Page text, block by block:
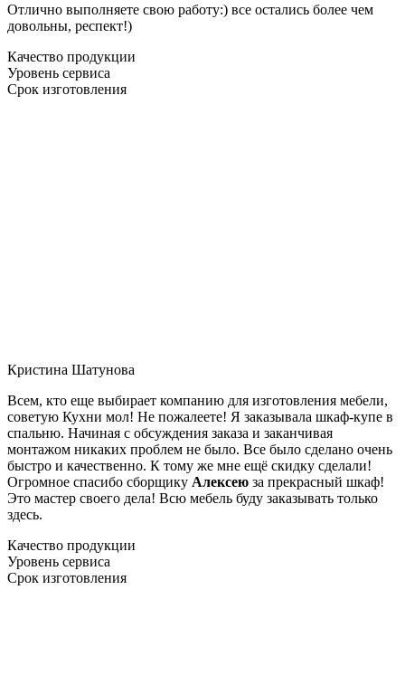
Отлично выполняете свою работу:) все остались более чем
довольны, респект!)
Качество продукции
Уровень сервиса
Срок изготовления
Кристина Шатунова
Всем, кто еще выбирает компанию для изготовления мебели,
советую Кухни мол! Не пожалеете! Я заказывала шкаф-купе в
спальню. Начиная с обсуждения заказа и заканчивая
монтажом никаких проблем не было. Все было сделано очень
быстро и качественно. К тому же мне ещё скидку сделали!
Огромное спасибо сборщику Алексею за прекрасный шкаф!
Это мастер своего дела! Всю мебель буду заказывать только
здесь.
Качество продукции
Уровень сервиса
Срок изготовления